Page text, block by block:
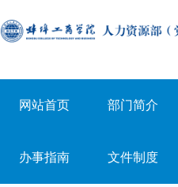
网站首页 部门简介
办事指南 文件制度